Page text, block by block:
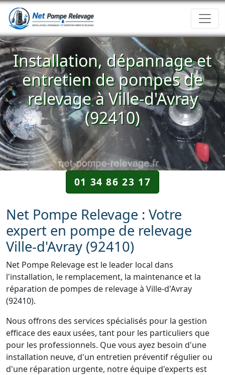
Installation, dépannage et
entretien de pompes de
relevage à Ville-d'Avray
(92410)
01 34 86 23 17
Net Pompe Relevage : Votre
expert en pompe de relevage
Ville-d'Avray (92410)
Net Pompe Relevage est le leader local dans
l'installation, le remplacement, la maintenance et la
réparation de pompes de relevage à Ville-d'Avray
(92410).
Nous offrons des services spécialisés pour la gestion
efficace des eaux usées, tant pour les particuliers que
pour les professionnels. Que vous ayez besoin d'une
installation neuve, d'un entretien préventif régulier ou
d'une réparation urgente, notre équipe d'experts est